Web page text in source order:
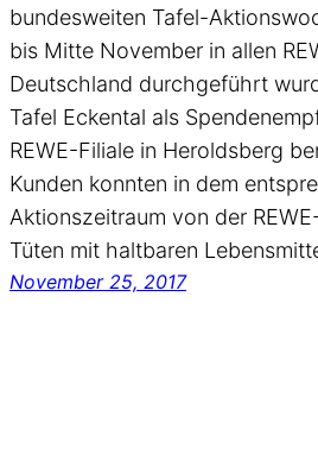
bundesweiten Tafel-
bis Mitte November in allen
Deutschland durchgeführt
Tafel Eckental als
REWE-Filiale in Heroldsberg
Kunden konnten in dem
Aktionszeitraum von der
Tüten mit haltbaren
November 25, 2017